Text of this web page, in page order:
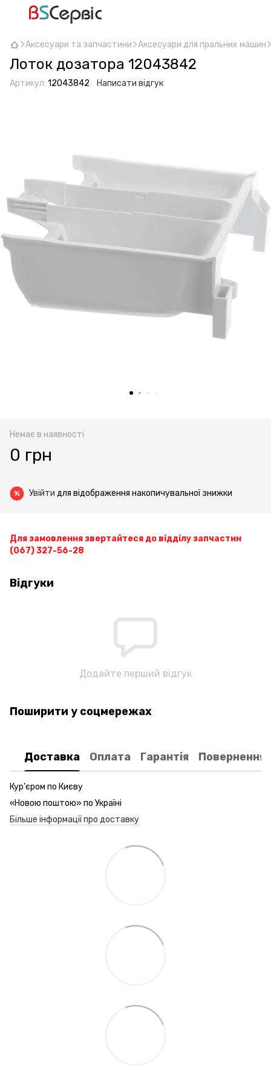
Аксесуари та запчастини Аксесуари для пральних машин
Лоток дозатора 12043842
Артикул: 12043842 Написати відгук
Немає в наявності
0 грн
% Увійти для відображення накопичувальної знижки
Для замовлення звертайтеся до відділу запчастин
(067) 327-56-28
Відгуки
Додайте перший відгук
Поширити у соцмережах
Доставка Оплата Гарантія Повернення
Кур'єром по Києву
«Новою поштою» по Україні
Більше інформації про доставку